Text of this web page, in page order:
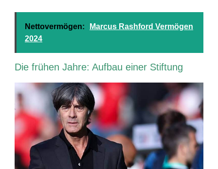
Nettovermögen:
Marcus Rashford Vermögen
2024
Die frühen Jahre: Aufbau einer Stiftung